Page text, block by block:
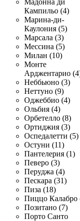
Мадонна ди
Кампильо (4)
Марина-ди-
Каулония (5)
Марсала (3)
Мессина (5)
Милан (10)
Монте
Арджентарио
Неббьюно (3)
Неттуно (9)
Оджеббио (4)
Ольбия (4)
Орбетелло (8)
Ортиджия (3)
Оспедалетти (5)
Остуни (11)
Пантелерия (1)
Певеро (3)
Перуджа (4)
Пескара (31)
Пиза (18)
Пиццо Калабро
Позитано (7)
Порто Санто